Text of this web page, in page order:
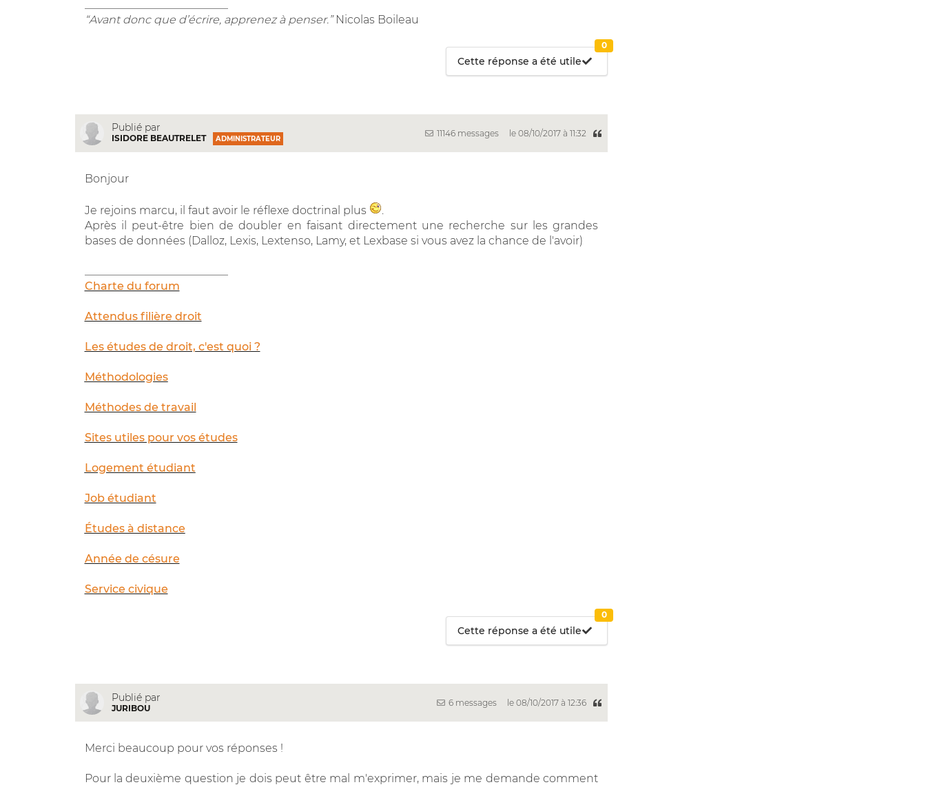
“Avant donc que d’écrire, apprenez à penser.”Nicolas Boileau
Cette réponse a été utile
0
Publié par
ISIDORE BEAUTRELET ADMINISTRATEUR
11146 messages le 08/10/2017 à 11:32
Bonjour
Je rejoins marcu, il faut avoir le réflexe doctrinal plus
Après il peut-être bien de doubler en faisant directement une recherche sur les grandes
bases de données (Dalloz, Lexis, Lextenso, Lamy, et Lexbase si vous avez la chance de l'avoir)
Charte du forum
Attendus filière droit
Les études de droit, c'est quoi ?
Méthodologies
Méthodes de travail
Sites utiles pour vos études
Logement étudiant
Job étudiant
Études à distance
Année de césure
Service civique
Cette réponse a été utile
0
Publié par
JURIBOU
6 messages le 08/10/2017 à 12:36
Merci beaucoup pour vos réponses !
Pour la deuxième question je dois peut être mal m'exprimer, mais je me demande comment